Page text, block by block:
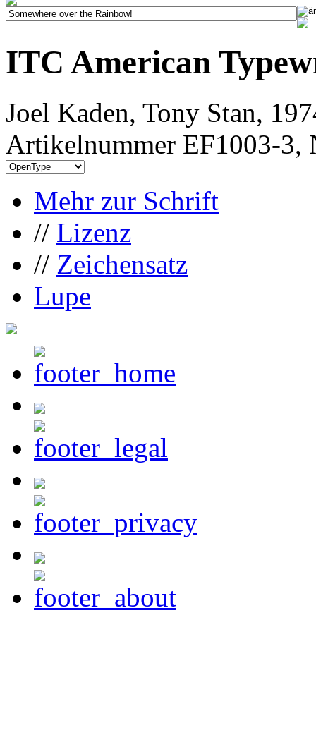
ITC American
Joel Kaden, Tony Stan,
Artikelnummer EF1003-3,
Mehr zur Schrift
// Lizenz
// Zeichensatz
Lupe